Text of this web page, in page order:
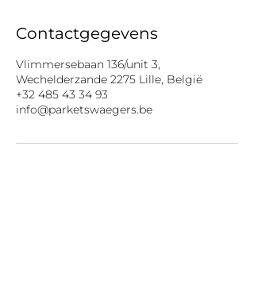
Contactgegevens
Vlimmersebaan 136/unit 3,
Wechelderzande 2275 Lille, België
+32 485 43 34 93
info@parketswaegers.be